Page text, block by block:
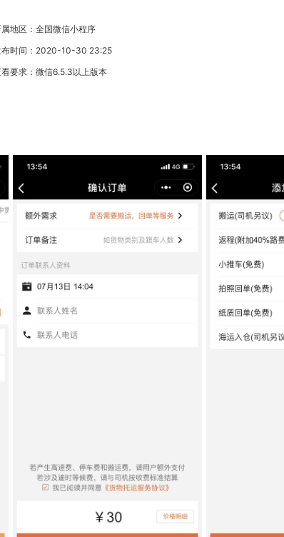
属地区：全国微信小程序
布时间：2020-10-30 23:25
要求：微信6.5.3以上版本